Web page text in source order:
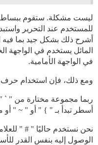
ليست مشكلة. ستقوم
للمستخدم عند التحرير
أشرح ذلك بشكل جيد بما فيه
المائل يستخدم في الواجهة
في الواجهة الأمامية.
ومع ذلك، فإن استخدام حرف
ربما مجموعة مختارة من " ` "
أسطر تبدأ بـ " } " أو " ~ " أو
نحن نستخدم حاليًا " # "
الوصول إليه بنفس القدر